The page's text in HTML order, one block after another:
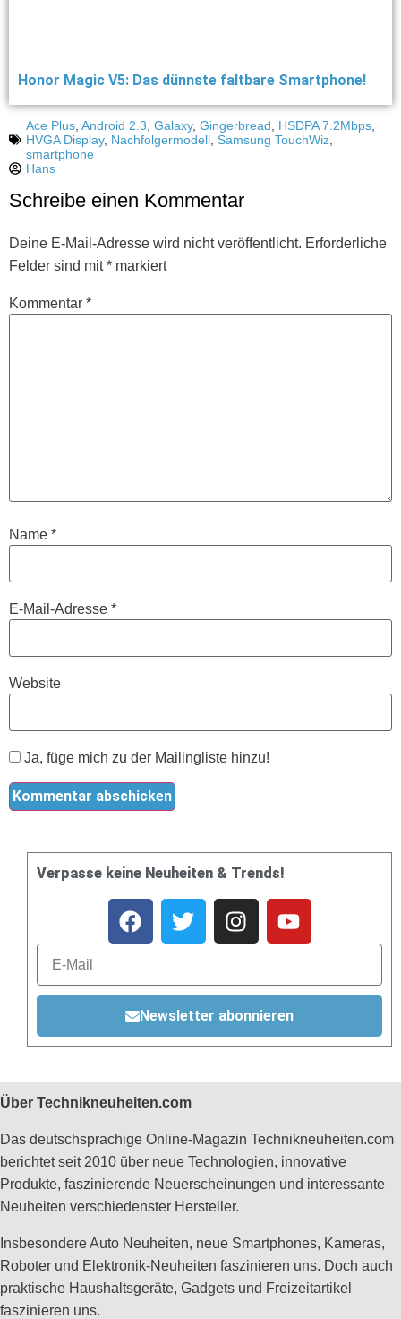
Honor Magic V5: Das dünnste faltbare Smartphone!
Ace Plus Android 2.3 Galaxy, Gingerbread HSDPA 7.2Mbps
HVGA Display, Nachfolgermodell Samsung TouchWiz
smartphone
Hans
Schreibe einen Kommentar
Deine E-Mail-Adresse wird nicht veröffentlicht. Erforderliche
Felder sind mit* markiert
Kommentar *
Name *
E-Mail-Adresse *
Website
Ja, füge mich zu der Mailingliste hinzu!
Verpasse keine Neuheiten & Trends!
Newsletter abonnieren
Über Technikneuheiten.com
Das deutschsprachige Online-Magazin Technikneuheiten.com
berichtet seit 2010 über neue Technologien, innovative
Produkte, faszinierende Neuerscheinungen und interessante
Neuheiten verschiedenster Hersteller.
Insbesondere Auto Neuheiten, neue Smartphones, Kameras,
Roboter und Elektronik-Neuheiten faszinieren uns. Doch auch
praktische Haushaltsgeräte, Gadgets und Freizeitartikel
faszinieren uns.